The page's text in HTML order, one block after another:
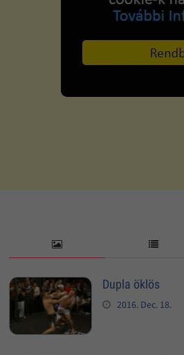
Dupla öklös
2016. Dec. 18.